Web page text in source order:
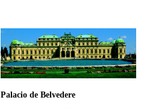
Palacio de Belvedere